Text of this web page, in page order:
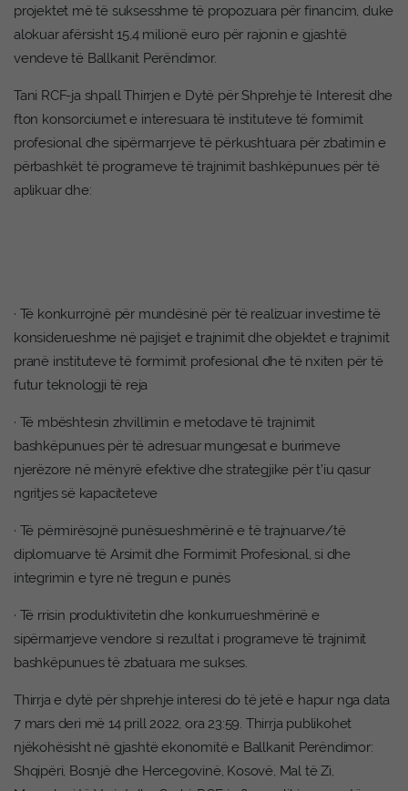
projektet më të suksesshme të propozuara për financim, duke
alokuar afërsisht 15,4 milionë euro për rajonin e gjashtë
vendeve të Ballkanit Perëndimor.
Tani RCF-ja shpall Thirrjen e Dytë për Shprehje të Interesit dhe
fton konsorciumet e interesuara të instituteve të formimit
profesional dhe sipërmarrjeve të përkushtuara për zbatimin e
përbashkët të programeve të trajnimit bashkëpunues për të
aplikuar dhe:
· Të konkurrojnë për mundësinë për të realizuar investime të
konsiderueshme në pajisjet e trajnimit dhe objektet e trajnimit
pranë instituteve të formimit profesional dhe të nxiten për të
futur teknologji të reja
· Të mbështesin zhvillimin e metodave të trajnimit
bashkëpunues për të adresuar mungesat e burimeve
njerëzore në mënyrë efektive dhe strategjike për t’iu qasur
ngritjes së kapaciteteve
· Të përmirësojnë punësueshmërinë e të trajnuarve/të
diplomuarve të Arsimit dhe Formimit Profesional, si dhe
integrimin e tyre në tregun e punës
· Të rrisin produktivitetin dhe konkurrueshmërinë e
sipërmarrjeve vendore si rezultat i programeve të trajnimit
bashkëpunues të zbatuara me sukses.
Thirrja e dytë për shprehje interesi do të jetë e hapur nga data
7 mars deri më 14 prill 2022, ora 23:59. Thirrja publikohet
njëkohësisht në gjashtë ekonomitë e Ballkanit Perëndimor:
Shqipëri, Bosnjë dhe Hercegovinë, Kosovë, Mal të Zi,